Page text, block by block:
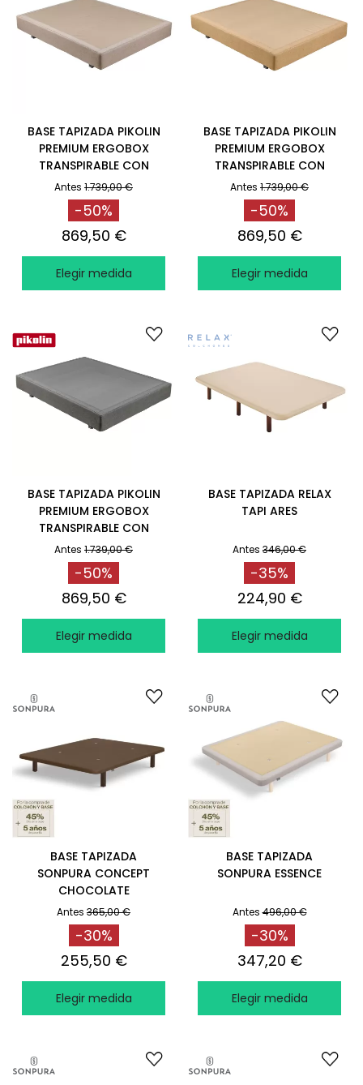
BASE TAPIZADA PIKOLIN
PREMIUM ERGOBOX
TRANSPIRABLE CON
PATAS CITY
Antes 1.739,00 €
-50%
869,50 €
Elegir medida
BASE TAPIZADA PIKOLIN
PREMIUM ERGOBOX
TRANSPIRABLE CON
PATAS COOPER
Antes 1.739,00 €
-50%
869,50 €
Elegir medida
BASE TAPIZADA PIKOLIN
PREMIUM ERGOBOX
TRANSPIRABLE CON
PATAS PIOMBO
Antes 1.739,00 €
-50%
869,50 €
Elegir medida
BASE TAPIZADA RELAX
TAPI ARES
Antes 346,00 €
-35%
224,90 €
Elegir medida
BASE TAPIZADA
SONPURA CONCEPT
CHOCOLATE
Antes 365,00 €
-30%
255,50 €
Elegir medida
BASE TAPIZADA
SONPURA ESSENCE
Antes 496,00 €
-30%
347,20 €
Elegir medida